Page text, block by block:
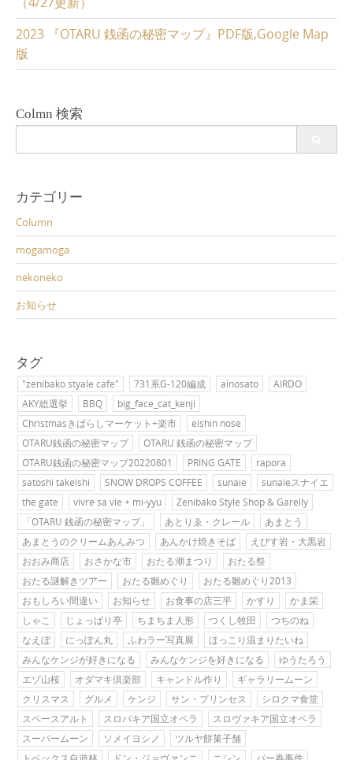
)
2023 『OTARU 銭函の秘密マップ』PDF版,Google Map
版
Colmn 検索
カテゴリー
Column
mogamoga
nekoneko
お知らせ
タグ
"zenibako styale cafe" 731系G-120編成 ainosato
AIRDO
AKY総選挙
BBQ
big_face_cat_kenji
Christmasきばらしマーケット+楽市
eishin nose
OTARU銭函の秘密マップ
OTARU 銭函の秘密マップ
OTARU銭函の秘密マップ20220801
PRING GATE
rapora
satoshi takeishi
SNOW DROPS COFFEE sunaie
sunaieスナイエ
the gate
vivre sa vie + mi-yyu
Zenibako Style Shop & Garelly
「OTARU 銭函の秘密マップ」
あとりゑ・クレール
あまとう
あまとうのクリームあんみつ
あんかけ焼きそば
えびす岩・大黒岩
おおみ商店
おさかな市 おたる潮まつり
おたる祭
おたる謎解きツアー
おたる雛めぐり
おたる雛めぐり2013
おもしろい間違い
お知らせ お食事の店三平 かすり
かま栄
しゃこ
じょっぱり亭 ちまちま人形 つくし牧田
つちのね
なえぼ
にっぽん丸 ふわラー写真展
ほっこり温まりたいね
みんなケンジが好きになる
みんなケンジを好きになる
ゆうたろう
エゾ山桜
オダマキ倶楽部 キャンドル作り
ギャラリームーン
クリスマス
グルメ ケンジ サン・プリンセス
シロクマ食堂
スペースアルト
スロバキア国立オペラ
スロヴァキア国立オペラ
スーパームーン
ソメイヨシノ
ツルヤ餅菓子舗